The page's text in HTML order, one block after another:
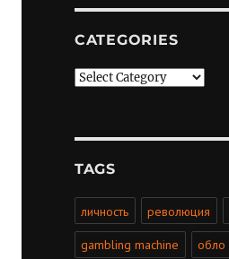
CATEGORIES
Categories
TAGS
личность революция
gambling machine обло